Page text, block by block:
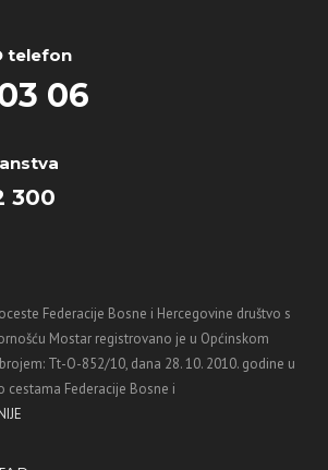
telefon
06
300
Federacije Bosne i Hercegovine društvo s
Mostar registrovano je u Općinskom
Tt-O-852/10, dana 28. 10. 2010. godine u
cestama Federacije Bosne i